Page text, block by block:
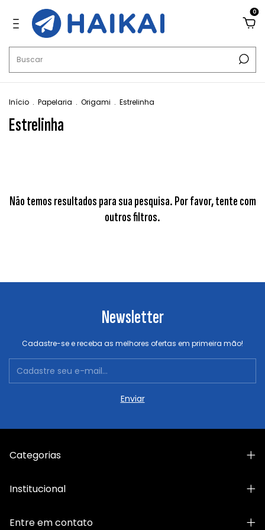
0
Início . Papelaria . Origami . Estrelinha
Estrelinha
Não temos resultados para sua pesquisa. Por favor, tente com
outros filtros.
Newsletter
Cadastre-se e receba as melhores ofertas em primeira mão!
Categorias
Institucional
Entre em contato